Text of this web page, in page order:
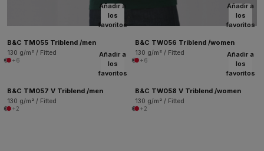
Añadir a
los
favoritos
B&C TM055 Triblend /men
130 g/m² / Fitted
+6
Añadir a
los
favoritos
B&C TW056 Triblend /women
130 g/m² / Fitted
+6
Añadir a
los
favoritos
B&C TM057 V Triblend /men
130 g/m² / Fitted
+2
Añadir a
los
favoritos
B&C TW058 V Triblend /women
130 g/m² / Fitted
+2